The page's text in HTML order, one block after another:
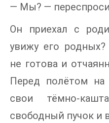
— Мы? —
Он приехал с
увижу его
не готова и
Перед полётом на
свои тёмно-
свободный пучок и